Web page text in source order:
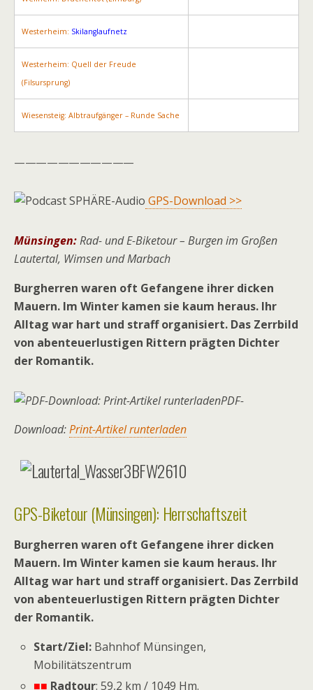
Westerheim: Skilanglaufnetz
Westerheim: Quell der Freude
(Filsursprung)
Wiesensteig: Albtraufgänger – Runde Sache
———————————
GPS-Download >>
Münsingen:Rad- und E-Biketour – Burgen im Großen
Lautertal, Wimsen und Marbach
Burgherren waren oft Gefangene ihrer dicken
Mauern. Im Winter kamen sie kaum heraus. Ihr
Alltag war hart und straff organisiert. Das Zerrbild
von abenteuerlustigen Rittern prägten Dichter
der Romantik.
PDF-
Download:Print-Artikel runterladen
GPS-Biketour (Münsingen): Herrschaftszeit
Burgherren waren oft Gefangene ihrer dicken
Mauern. Im Winter kamen sie kaum heraus. Ihr
Alltag war hart und straff organisiert. Das Zerrbild
von abenteuerlustigen Rittern prägten Dichter
der Romantik.
Start/Ziel: Bahnhof Münsingen,
Mobilitätszentrum
■■ Radtour: 59,2 km / 1049 Hm.